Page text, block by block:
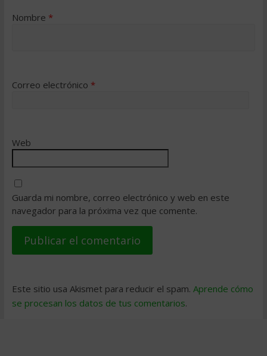
Nombre *
Correo electrónico *
Web
Guarda mi nombre, correo electrónico y web en este
navegador para la próxima vez que comente.
Este sitio usa Akismet para reducir el spam. Aprende cómo
se procesan los datos de tus comentarios.